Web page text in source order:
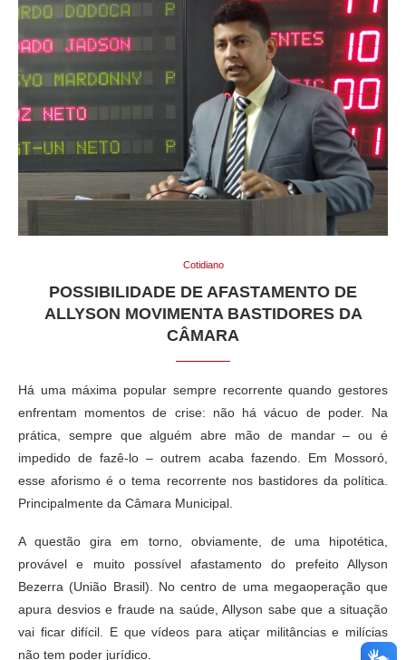
Cotidiano
POSSIBILIDADE DE AFASTAMENTO DE
ALLYSON MOVIMENTA BASTIDORES DA
CÂMARA
Há uma máxima popular sempre recorrente quando gestores
enfrentam momentos de crise: não há vácuo de poder. Na
prática, sempre que alguém abre mão de mandar – ou é
impedido de fazê-lo – outrem acaba fazendo. Em Mossoró,
esse aforismo é o tema recorrente nos bastidores da política.
Principalmente da Câmara Municipal.
A questão gira em torno, obviamente, de uma hipotética,
provável e muito possível afastamento do prefeito Allyson
Bezerra (União Brasil). No centro de uma megaoperação que
apura desvios e fraude na saúde, Allyson sabe que a situação
vai ficar difícil. E que vídeos para atiçar militâncias e milícias
não tem poder jurídico.